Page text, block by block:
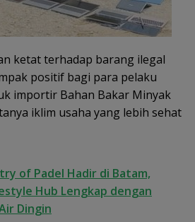
ketat terhadap barang ilegal
positif bagi para pelaku
importir Bahan Bakar Minyak
iklim usaha yang lebih sehat
of Padel Hadir di Batam,
Hub Lengkap dengan
Dingin